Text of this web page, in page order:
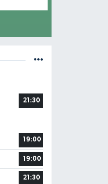
21:30
19:00
19:00
21:30